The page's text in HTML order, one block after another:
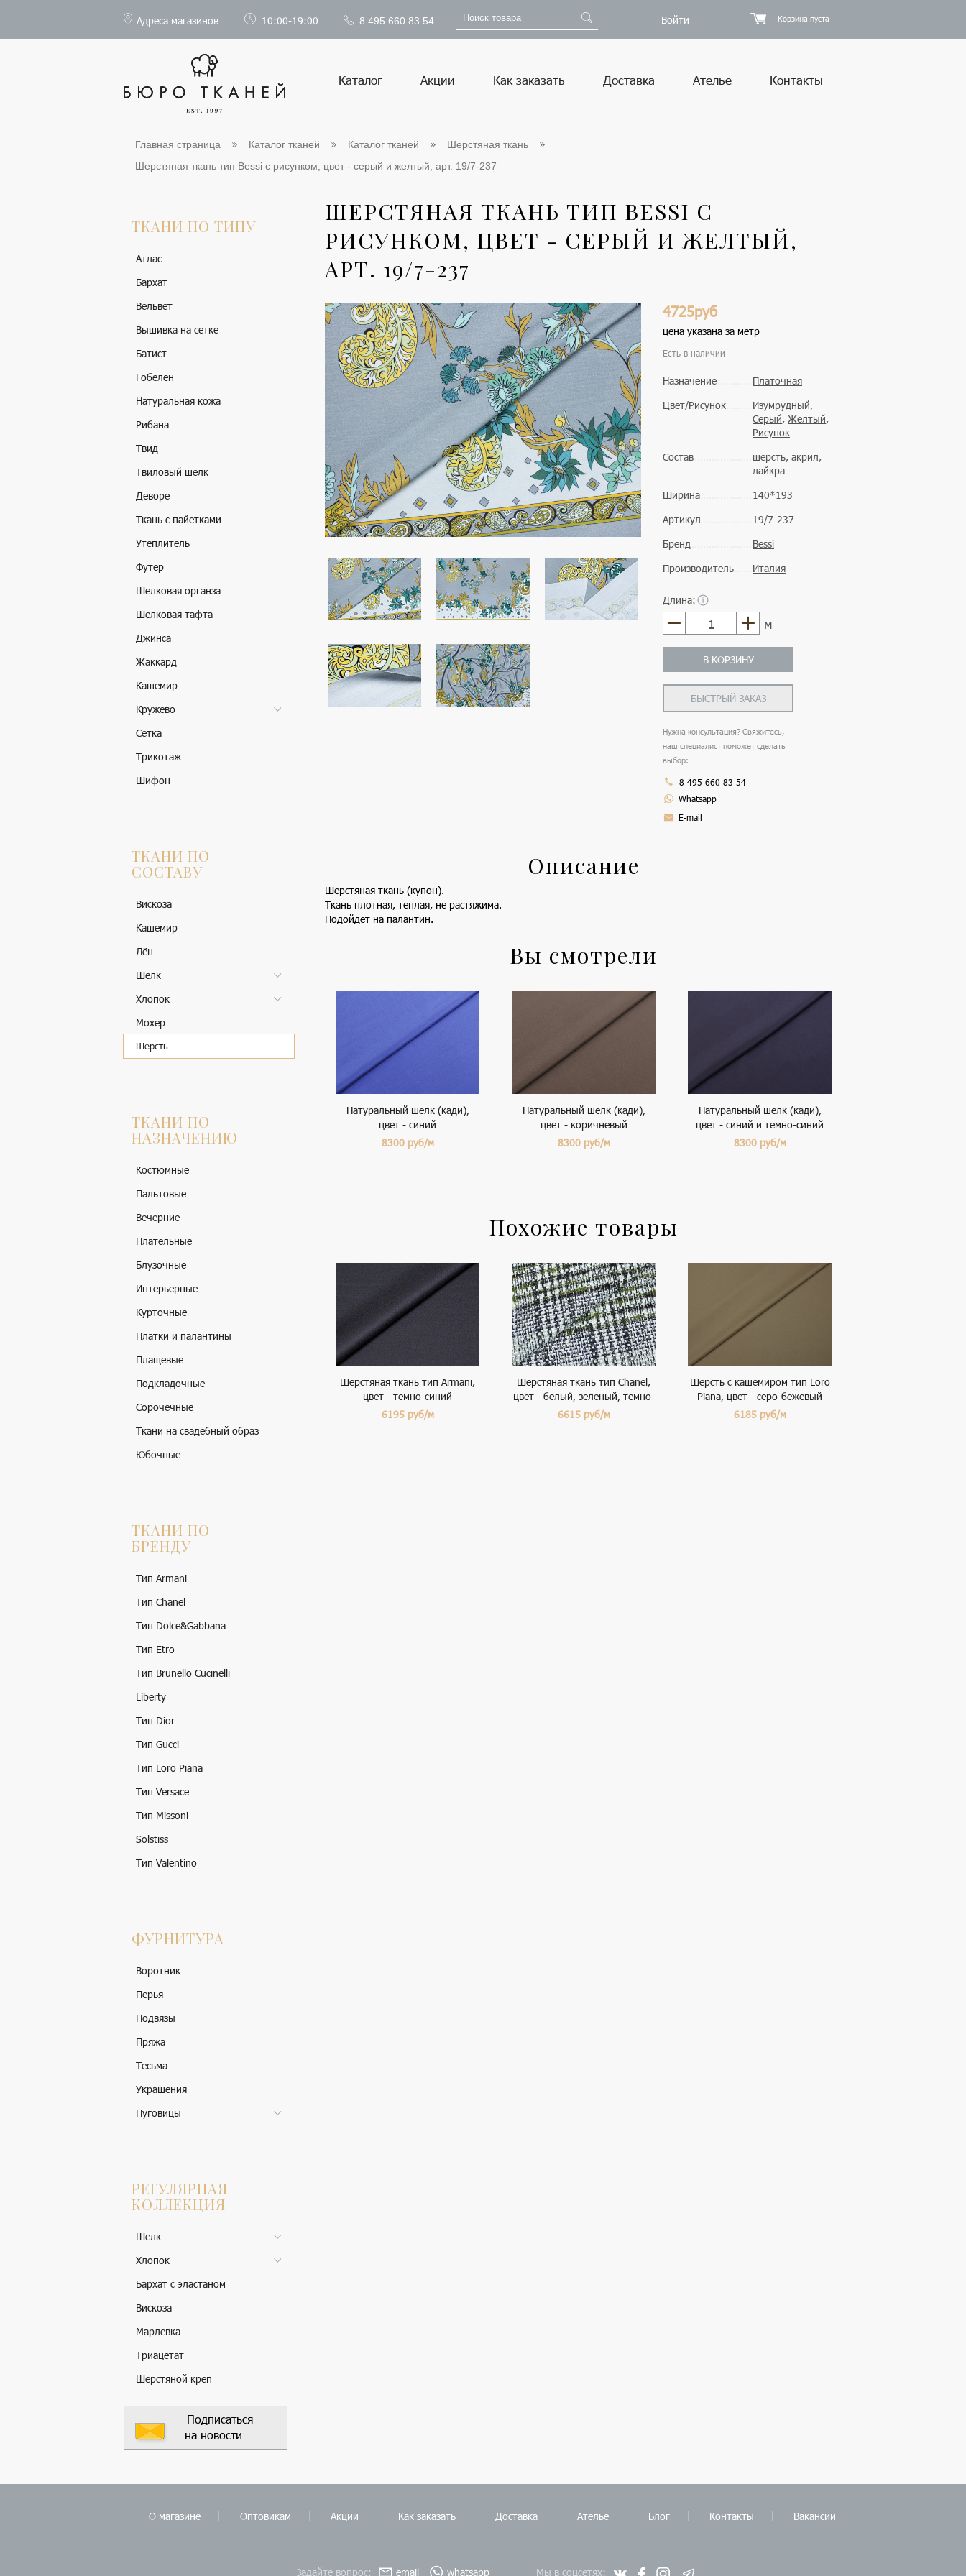
Адреса магазинов 10:00-19:00 8 495 660 83 54 Войти Корзина пуста
Каталог Акции Как заказать Доставка Ателье Контакты
Главная страница Каталог тканей Каталог тканей
Шерстяная ткань
Шерстяная ткань тип Bessi с рисунком, цвет - серый и желтый, арт. 19/7-237
ТКАНИ ПО ТИПУ
Атлас
Бархат
Вельвет
Вышивка на сетке
Батист
Гобелен
Натуральная кожа
Рибана
Твид
Твиловый шелк
Деворе
Ткань с пайетками
Утеплитель
Футер
Шелковая органза
Шелковая тафта
Джинса
Жаккард
Кашемир
Кружево
Сетка
Трикотаж
Шифон
ТКАНИ ПО
СОСТАВУ
Вискоза
Кашемир
Лён
Шелк
Хлопок
Мохер
Шерсть
ТКАНИ ПО
НАЗНАЧЕНИЮ
Костюмные
Пальтовые
Вечерние
Плательные
Блузочные
Интерьерные
Курточные
Платки и палантины
Плащевые
Подкладочные
Сорочечные
Ткани на свадебный образ
Юбочные
ТКАНИ ПО
БРЕНДУ
Тип Armani
Тип Chanel
Тип Dolce&Gabbana
Тип Etro
Тип Brunello Cucinelli
Liberty
Тип Dior
Тип Gucci
Тип Loro Piana
Тип Versace
Тип Missoni
Solstiss
Тип Valentino
ФУРНИТУРА
Воротник
Перья
Подвязы
Пряжа
Тесьма
Украшения
Пуговицы
РЕГУЛЯРНАЯ
КОЛЛЕКЦИЯ
Шелк
Хлопок
Бархат с эластаном
Вискоза
Марлевка
Триацетат
Шерстяной креп
Подписаться
на новости
ШЕРСТЯНАЯ ТКАНЬ ТИП BESSI С
РИСУНКОМ, ЦВЕТ - СЕРЫЙ И ЖЕЛТЫЙ,
АРТ. 19/7-237
4725руб
цена указана за метр
Есть в наличии
Назначение
Платочная
Цвет/Рисунок
Изумрудный,
Серый, Желтый,
Рисунок
Состав
шерсть, акрил,
лайкра
Ширина
140*193
Артикул
19/7-237
Бренд
Bessi
Производитель
Италия
Длина:
м
В КОРЗИНУ
БЫСТРЫЙ ЗАКАЗ
Нужна консультация? Свяжитесь,
наш специалист поможет сделать
выбор:
8 495 660 83 54
Whatsapp
E-mail
Описание
Шерстяная ткань (купон).
Ткань плотная, теплая, не растяжима.
Подойдет на палантин.
Вы смотрели
Натуральный шелк (кади),
цвет - синий
8300 руб/м
Натуральный шелк (кади),
цвет - коричневый
8300 руб/м
Натуральный шелк (кади),
цвет - синий и темно-синий
8300 руб/м
Похожие товары
Шерстяная ткань тип Armani,
цвет - темно-синий
6195 руб/м
Шерстяная ткань тип Chanel,
цвет - белый, зеленый, темно-
синий, клетка
6615 руб/м
Шерсть с кашемиром тип Loro
Piana, цвет - серо-бежевый
6185 руб/м
О магазине Оптовикам Акции Как заказать Доставка Ателье Блог Контакты Вакансии
Задайте вопрос: email whatsapp Мы в соцсетях: